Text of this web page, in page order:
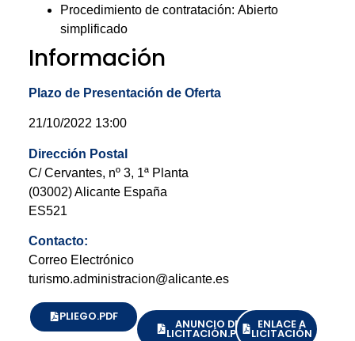
Procedimiento de contratación: Abierto
simplificado
Información
Plazo de Presentación de Oferta
21/10/2022 13:00
Dirección Postal
C/ Cervantes, nº 3, 1ª Planta
(03002) Alicante España
ES521
Contacto:
Correo Electrónico
turismo.administracion@alicante.es
PLIEGO.PDF
ANUNCIO DE
LICITACIÓN.PDF
ENLACE A
LICITACIÓN